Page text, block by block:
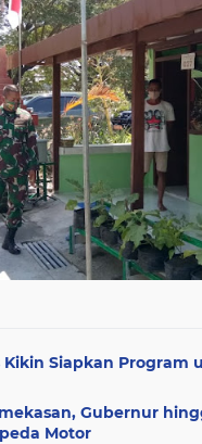
Kikin Siapkan Program
Gubernur
Motor